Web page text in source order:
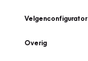
Velgenconfigurator
Overig